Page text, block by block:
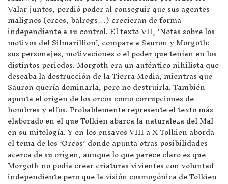
Valar juntos, perdió poder al conseguir que sus agentes
malignos (orcos, balrogs…) crecieran de forma
independiente a su control. El texto VII, ‘Notas sobre los
motivos del Silmarillion’, compara a Sauron y Morgoth:
sus personajes, motivaciones o el poder que tenían en los
distintos periodos. Morgoth era un auténtico nihilista que
deseaba la destrucción de la Tierra Media, mientras que
Sauron quería dominarla, pero no destruirla. También
apunta el origen de los orcos como corrupciones de
hombres y elfos. Probablemente represente el texto más
elaborado en el que Tolkien abarca la naturaleza del Mal
en su mitología. Y en los ensayos VIII a X Tolkien aborda
el tema de los ‘Orcos’ donde apunta otras posibilidades
acerca de su origen, aunque lo que parece claro es que
Morgoth no podía crear criaturas vivientes con voluntad
independiente pero que la visión cosmogónica de Tolkien